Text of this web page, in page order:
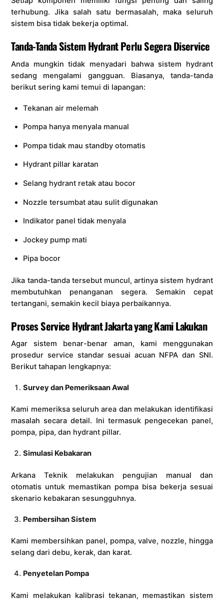
terhubung. Jika salah satu bermasalah, maka seluruh
sistem bisa tidak bekerja optimal.
Tanda-Tanda Sistem Hydrant Perlu Segera Diservice
Anda mungkin tidak menyadari bahwa sistem hydrant
sedang mengalami gangguan. Biasanya, tanda-tanda
berikut sering kami temui di lapangan:
Tekanan air melemah
Pompa hanya menyala manual
Pompa tidak mau standby otomatis
Hydrant pillar karatan
Selang hydrant retak atau bocor
Nozzle tersumbat atau sulit digunakan
Indikator panel tidak menyala
Jockey pump mati
Pipa bocor
Jika tanda-tanda tersebut muncul, artinya sistem hydrant
membutuhkan penanganan segera. Semakin cepat
tertangani, semakin kecil biaya perbaikannya.
Proses Service Hydrant Jakarta yang Kami Lakukan
Agar sistem benar-benar aman, kami menggunakan
prosedur service standar sesuai acuan NFPA dan SNI.
Berikut tahapan lengkapnya:
Survey dan Pemeriksaan Awal
Kami memeriksa seluruh area dan melakukan identifikasi
masalah secara detail. Ini termasuk pengecekan panel,
pompa, pipa, dan hydrant pillar.
Simulasi Kebakaran
Arkana Teknik melakukan pengujian manual dan
otomatis untuk memastikan pompa bisa bekerja sesuai
skenario kebakaran sesungguhnya.
Pembersihan Sistem
Kami membersihkan panel, pompa, valve, nozzle, hingga
selang dari debu, kerak, dan karat.
Penyetelan Pompa
Kami melakukan kalibrasi tekanan, memastikan sistem